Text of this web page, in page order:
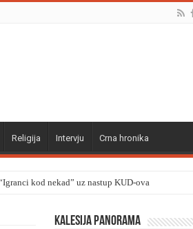
Religija Intervju Crna hronika
kod nekad” uz nastup KUD-ova
Kalesija panorama